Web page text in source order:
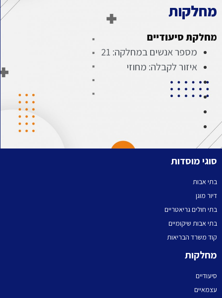
מחלקות
מחלקת סיעודיים
מספר אנשים במחלקה: 21
איזור לקבלה: מחוזי
סוגי מוסדות
בתי אבות
דיור מוגן
בתי חולים גריאטריים
בתי אבות שיקומיים
קוד משרד הבריאות
מחלקות
סיעודיים
עצמאיים